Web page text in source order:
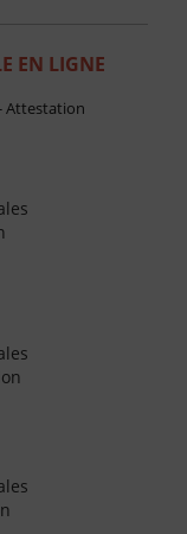
EN LIGNE
Attestation